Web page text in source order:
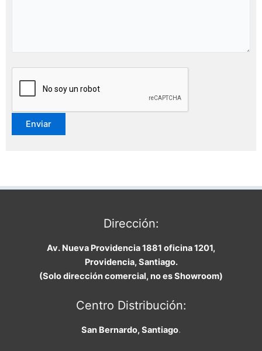
Dirección:
Av. Nueva Providencia 1881 oficina 1201,
Providencia, Santiago.
(Solo dirección comercial, no es Showroom)
Centro Distribución:
San Bernardo, Santiago.